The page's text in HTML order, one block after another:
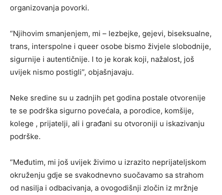
organizovanja povorki.
“Njihovim smanjenjem, mi – lezbejke, gejevi, biseksualne,
trans, interspolne i queer osobe bismo živjele slobodnije,
sigurnije i autentičnije. I to je korak koji, nažalost, još
uvijek nismo postigli”, objašnjavaju.
Neke sredine su u zadnjih pet godina postale otvorenije
te se podrška sigurno povećala, a porodice, komšije,
kolege , prijatelji, ali i građani su otvoroniji u iskazivanju
podrške.
“Međutim, mi još uvijek živimo u izrazito neprijateljskom
okruženju gdje se svakodnevno suočavamo sa strahom
od nasilja i odbacivanja, a ovogodišnji zločin iz mržnje